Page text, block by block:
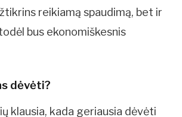
reikiamą spaudimą, bet ir
bus ekonomiškesnis
dėvėti?
klausia, kada geriausia dėvėti